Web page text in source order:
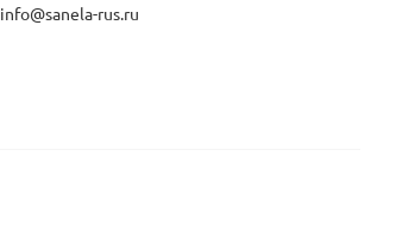
info@sanela-rus.ru